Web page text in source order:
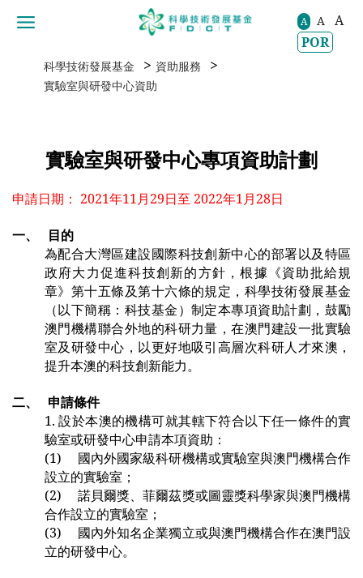
移動到内容區域 A A
A
POR
科學技術發展基金 > 資助服務 >
實驗室與研發中心資助
實驗室與研發中心專項資助計劃
申請日期： 2021年11月29日至 2022年1月28日
一、 目的
為配合大灣區建設國際科技創新中心的部署以及特區
政府大力促進科技創新的方針，根據《資助批給規
章》第十五條及第十六條的規定，科學技術發展基金
（以下簡稱：科技基金）制定本專項資助計劃，鼓勵
澳門機構聯合外地的科研力量，在澳門建設一批實驗
室及研發中心，以更好地吸引高層次科研人才來澳，
提升本澳的科技創新能力。
二、 申請條件
1.設於本澳的機構可就其轄下符合以下任一條件的實
驗室或研發中心申請本項資助：
(1) 國內外國家級科研機構或實驗室與澳門機構合作
設立的實驗室；
(2)諾貝爾獎、菲爾茲獎或圖靈獎科學家與澳門機構
合作設立的實驗室；
(3) 國內外知名企業獨立或與澳門機構合作在澳門設
立的研發中心。